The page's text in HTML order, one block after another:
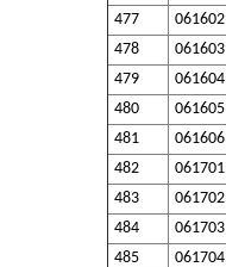
477
061602
478
061603
479
061604
480
061605
481
061606
482
061701
483
061702
484
061703
485
061704